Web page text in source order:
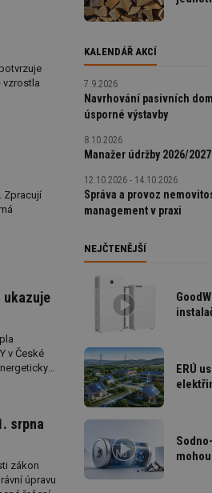
vzrostla
Zpracují
ukazuje
v České
srpna
zákon
úpravu
KALENDÁŘ AKCÍ
7.9.2026
Navrhování pasivních
úsporné výstavby
8.10.2026
Manažer údržby 2026/2027
12.10.2026 - 14.10.2026
Správa a provoz
management v praxi
NEJČTENĚJŠÍ
ERÚ
Nezařazené soubory
uživatele a správa účtu. Webové
k vytváření session uživatele
tak, aby informoval Hotjar
zahrnut do vzorkování dat
ke sledování uživatelských
pohledů Airtable, k
a interakcí v těchto
k vytváření session uživatele
k vytváření session uživatele
aby Hotjar mohl sledovat
počet relací. Neobsahuje